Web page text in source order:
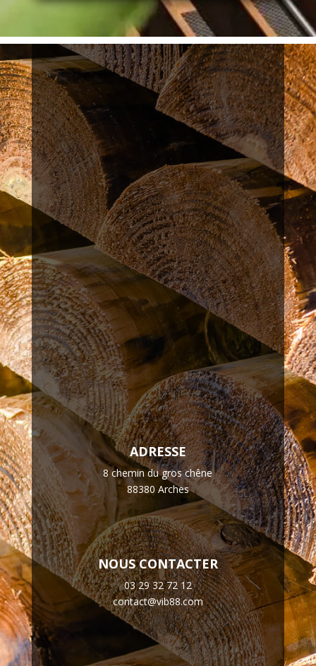
ADRESSE
8 chemin du gros chêne
88380 Arches
NOUS CONTACTER
03 29 32 72 12
contact@vib88.com